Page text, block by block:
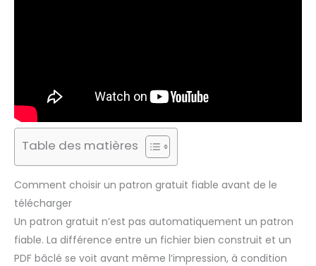
Table des matières
Comment choisir un patron gratuit fiable avant de le
télécharger
Un patron gratuit n’est pas automatiquement un patron
fiable. La différence entre un fichier bien construit et un
PDF bâclé se voit avant même l’impression, à condition